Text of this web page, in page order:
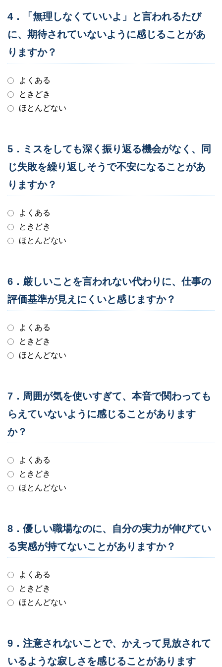
4．「無理しなくていいよ」と言われるたび
に、期待されていないように感じることがあ
りますか？
よくある
ときどき
ほとんどない
5．ミスをしても深く振り返る機会がなく、同
じ失敗を繰り返しそうで不安になることがあ
りますか？
よくある
ときどき
ほとんどない
6．厳しいことを言われない代わりに、仕事の
評価基準が見えにくいと感じますか？
よくある
ときどき
ほとんどない
7．周囲が気を使いすぎて、本音で関わっても
らえていないように感じることがあります
か？
よくある
ときどき
ほとんどない
8．優しい職場なのに、自分の実力が伸びてい
る実感が持てないことがありますか？
よくある
ときどき
ほとんどない
9．注意されないことで、かえって見放されて
いるような寂しさを感じることがあります